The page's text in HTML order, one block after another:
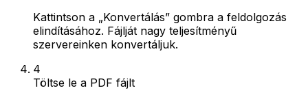
Kattintson a „Konvertálás” gombra a feldolgozás
elindításához. Fájlját nagy teljesítményű
szervereinken konvertáljuk.
4
Töltse le a PDF fájlt